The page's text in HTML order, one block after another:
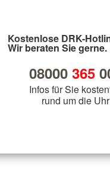
Kostenlose DRK-
Wir beraten Sie gerne.
08000 365
Infos für Sie
rund um die Uhr